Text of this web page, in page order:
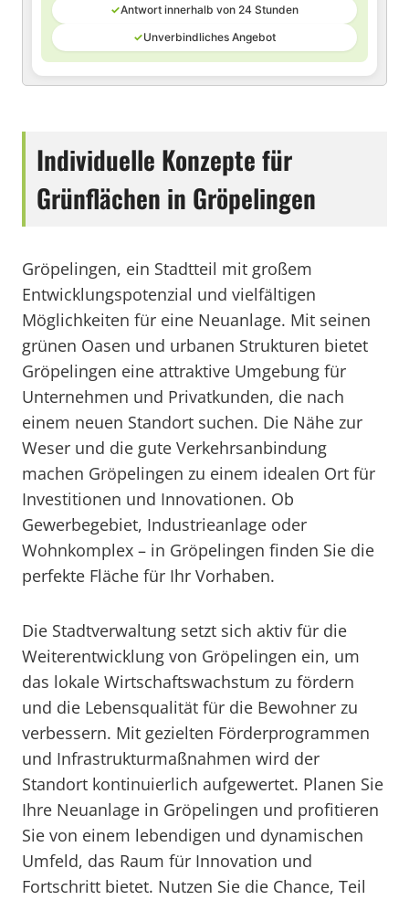
✓Antwort innerhalb von 24 Stunden
✓Unverbindliches Angebot
Individuelle Konzepte für
Grünflächen in Gröpelingen
Gröpelingen, ein Stadtteil mit großem
Entwicklungspotenzial und vielfältigen
Möglichkeiten für eine Neuanlage. Mit seinen
grünen Oasen und urbanen Strukturen bietet
Gröpelingen eine attraktive Umgebung für
Unternehmen und Privatkunden, die nach
einem neuen Standort suchen. Die Nähe zur
Weser und die gute Verkehrsanbindung
machen Gröpelingen zu einem idealen Ort für
Investitionen und Innovationen. Ob
Gewerbegebiet, Industrieanlage oder
Wohnkomplex – in Gröpelingen finden Sie die
perfekte Fläche für Ihr Vorhaben.
Die Stadtverwaltung setzt sich aktiv für die
Weiterentwicklung von Gröpelingen ein, um
das lokale Wirtschaftswachstum zu fördern
und die Lebensqualität für die Bewohner zu
verbessern. Mit gezielten Förderprogrammen
und Infrastrukturmaßnahmen wird der
Standort kontinuierlich aufgewertet. Planen Sie
Ihre Neuanlage in Gröpelingen und profitieren
Sie von einem lebendigen und dynamischen
Umfeld, das Raum für Innovation und
Fortschritt bietet. Nutzen Sie die Chance, Teil